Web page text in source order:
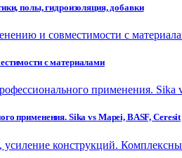
полы, гидроизоляция, добавки
с материалами
применения. Sika vs Mapei, BASF, Ceresit